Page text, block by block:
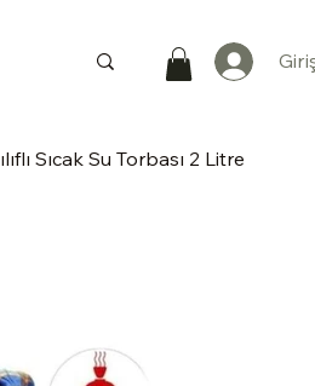
Sıcak Su Torbası 2 Litre